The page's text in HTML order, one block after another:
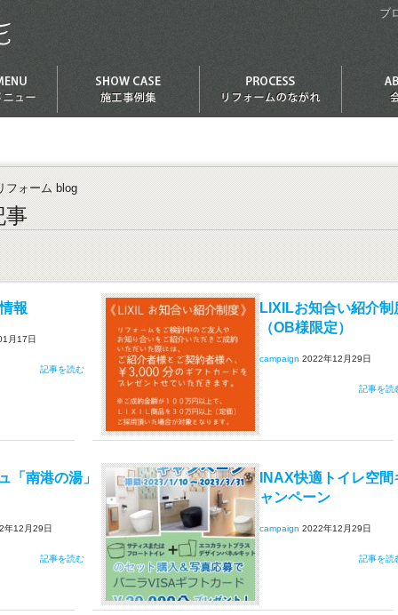
ブ
フォーム blog
事
報
月17日
記事を読む
LIXILお知合い紹介制
（OB様限定）
campaign 2022年12月29日
記事を読
「南港の湯」
年12月29日
記事を読む
INAX快適トイレ空間
ャンペーン
campaign 2022年12月29日
記事を読